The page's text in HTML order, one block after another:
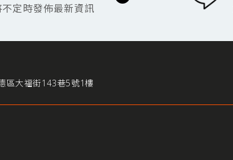
定時發佈最新資訊
區大福街143巷5號1樓